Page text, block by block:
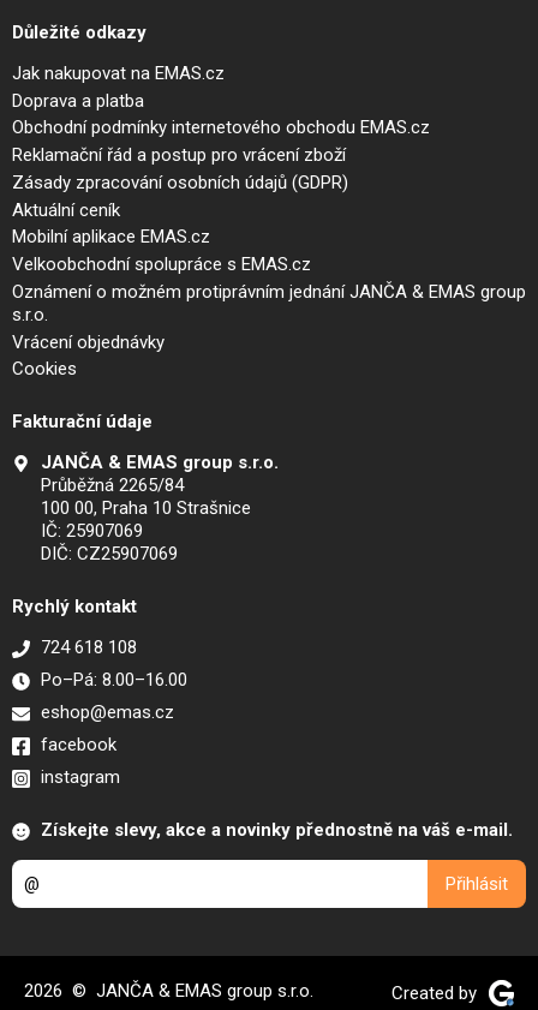
Důležité odkazy
Jak nakupovat na EMAS.cz
Doprava a platba
Obchodní podmínky internetového obchodu EMAS.cz
Reklamační řád a postup pro vrácení zboží
Zásady zpracování osobních údajů (GDPR)
Aktuální ceník
Mobilní aplikace EMAS.cz
Velkoobchodní spolupráce s EMAS.cz
Oznámení o možném protiprávním jednání JANČA & EMAS group
s.r.o.
Vrácení objednávky
Cookies
Fakturační údaje
JANČA & EMAS group s.r.o.
Průběžná 2265/84
100 00, Praha 10 Strašnice
IČ: 25907069
DIČ: CZ25907069
Rychlý kontakt
724 618 108
Po–Pá: 8.00–16.00
eshop@emas.cz
facebook
instagram
Získejte slevy, akce a novinky přednostně na váš e-mail.
2026 © JANČA & EMAS group s.r.o. Created by